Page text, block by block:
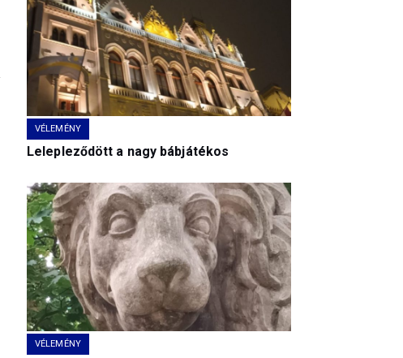
Megosztás
VÉLEMÉNY
Lelepleződött a nagy bábjátékos
VÉLEMÉNY